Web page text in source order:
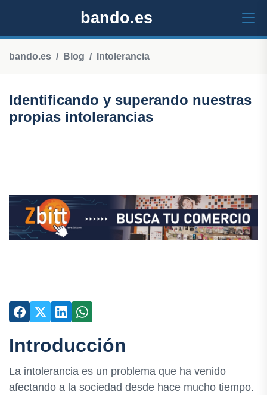
bando.es
bando.es Blog Intolerancia
Identificando y superando nuestras
propias intolerancias
Introducción
La intolerancia es un problema que ha venido
afectando a la sociedad desde hace mucho tiempo.